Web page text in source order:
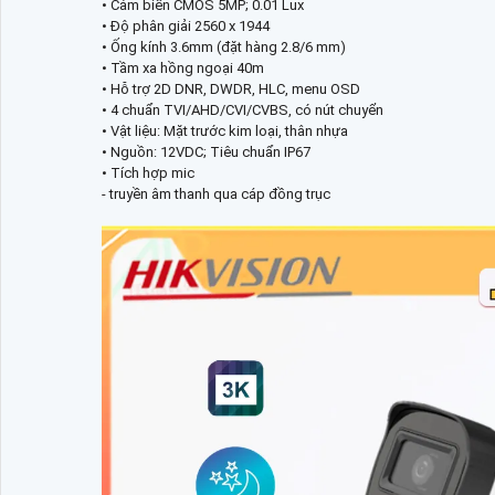
• Cảm biến CMOS 5MP; 0.01 Lux
• Độ phân giải 2560 x 1944
• Ống kính 3.6mm (đặt hàng 2.8/6 mm)
• Tầm xa hồng ngoại 40m
• Hỗ trợ 2D DNR, DWDR, HLC, menu OSD
• 4 chuẩn TVI/AHD/CVI/CVBS, có nút chuyển
• Vật liệu: Mặt trước kim loại, thân nhựa
• Nguồn: 12VDC; Tiêu chuẩn IP67
• Tích hợp mic
- truyền âm thanh qua cáp đồng trục